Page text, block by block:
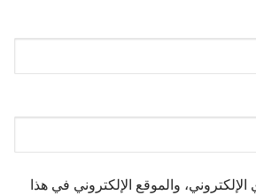
والموقع الإلكتروني في هذا